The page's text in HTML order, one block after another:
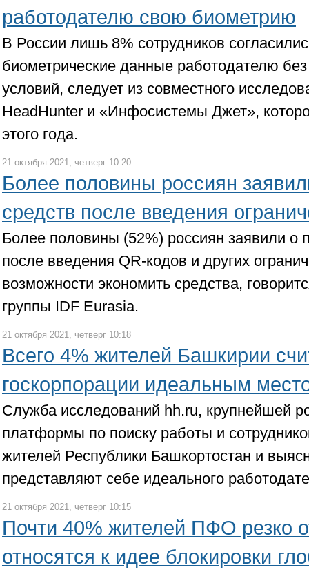
работодателю свою биометрию
В России лишь 8% сотрудников
биометрические данные работодателю
условий, следует из совместного
HeadHunter и «Инфосистемы Джет»,
этого года.
21 октября 2021, четверг 10:20
Более половины россиян
средств после введения
Более половины (52%) россиян заявили о
после введения QR-кодов и других
возможности экономить средства,
группы IDF Eurasia.
21 октября 2021, четверг 10:18
Всего 4% жителей Башкирии
госкорпорации идеальным
Служба исследований hh.ru, крупнейшей
платформы по поиску работы и
жителей Республики Башкортостан и
представляют себе идеального
21 октября 2021, четверг 10:15
Почти 40% жителей ПФО резко
относятся к идее блокировки